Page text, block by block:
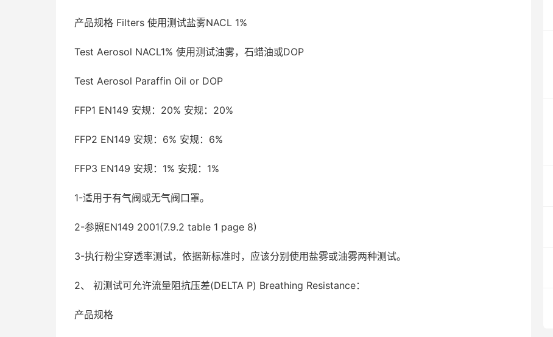
产品规格 Filters 使用测试盐雾NACL 1%
Test Aerosol NACL1% 使用测试油雾，石蜡油或DOP
Test Aerosol Paraffin Oil or DOP
FFP1 EN149 安规：20% 安规：20%
FFP2 EN149 安规：6% 安规：6%
FFP3 EN149 安规：1% 安规：1%
1-适用于有气阀或无气阀口罩。
2-参照EN149 2001(7.9.2 table 1 page 8)
3-执行粉尘穿透率测试，依据新标准时，应该分别使用盐雾或油雾两种测试。
2、 初测试可允许流量阻抗压差(DELTA P) Breathing Resistance：
产品规格